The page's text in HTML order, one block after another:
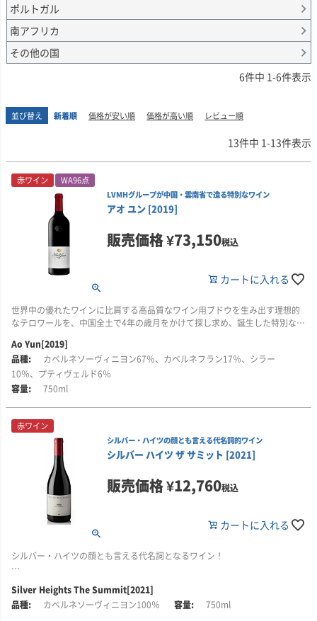
ポルトガル
南アフリカ
その他の国
6件中 1-6件表示
並び替え 新着順 価格が安い順 価格が高い順 レビュー順
13件中 1-13件表示
赤ワイン WA96点
LVMHグループが中国・雲南省で造る特別なワイン
アオ ユン [2019]
販売価格¥73,150税込
カートに入れる
世界中の優れたワインに比肩する高品質なワイン用ブドウを生み出す理想的
なテロワールを、中国全土で4年の歳月をかけて探し求め、誕生した特別なワ
■ワイン誌ワイン・レポートのコメント
「95点」。深い紫の色調、香り高くて、ブラックチェリー、リコリス、ブル
ーベリー、シナモン、黒鉛、甘いタバコ、凝縮していて深みがあります。し
す。塩気を帯びたミネラル感、スパイシーで、ニュアンスに富んでいます。
オーキーだったデビュー作の2013年に比べると、はるかに洗練され、バラン
スがとれています。(レヴュー：山本昭彦氏(ワイン・ジャーナリスト) 2023年
Ao Yun[2019]
カベルネソーヴィニヨン67％、カベルネフラン17％、シラー
10％、プティヴェルド6％
750ml
赤ワイン
シルバー・ハイツの顔とも言える代名詞的ワイン
シルバー ハイツ ザ サミット [2021]
販売価格¥12,760税込
カートに入れる
シルバー・ハイツの顔とも言える代名詞となるワイン！
ブラックチェリー、ブラックベリー、ブラックプラムに加え、鮮やかなスミ
レの花の香り、食欲をそそるグリル肉、エキゾチックなスパイスの魅惑的な
Silver Heights The Summit[2021]
カベルネソーヴィニヨン100％
750ml